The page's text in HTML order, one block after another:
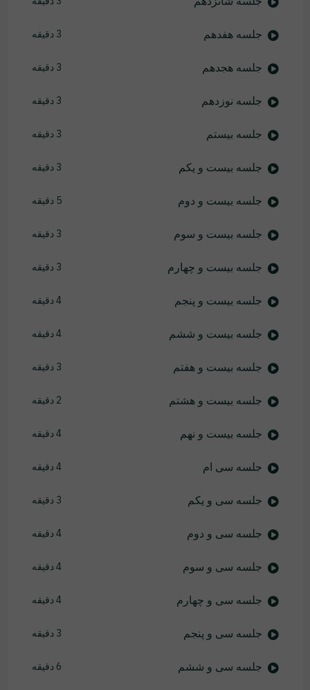
جلسه هفدهم 3 دقیقه
جلسه هجدهم 3 دقیقه
جلسه نوزدهم 3 دقیقه
جلسه بیستم 3 دقیقه
جلسه بیست و یکم 3 دقیقه
جلسه بیست و دوم 5 دقیقه
جلسه بیست و سوم 3 دقیقه
جلسه بیست و چهارم 3 دقیقه
جلسه بیست و پنجم 4 دقیقه
جلسه بیست و ششم 4 دقیقه
جلسه بیست و هفتم 3 دقیقه
جلسه بیست و هشتم 2 دقیقه
جلسه بیست و نهم 4 دقیقه
جلسه سی ام 4 دقیقه
جلسه سی و یکم 3 دقیقه
جلسه سی و دوم 4 دقیقه
جلسه سی و سوم 4 دقیقه
جلسه سی و چهارم 4 دقیقه
جلسه سی و پنجم 3 دقیقه
جلسه سی و ششم 6 دقیقه